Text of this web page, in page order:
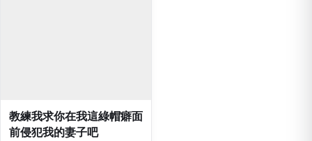
教練我求你在我這綠帽癖面
前侵犯我的妻子吧